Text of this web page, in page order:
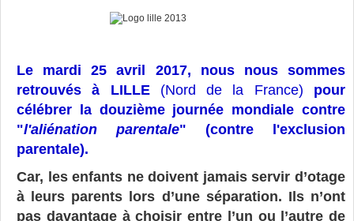
Le mardi 25 avril 2017, nous nous sommes
retrouvés à LILLE (Nord de la France) pour
célébrer la douzième journée mondiale contre
"l'aliénation parentale" (contre l'exclusion
parentale).
Car, les enfants ne doivent jamais servir d’otage
à leurs parents lors d’une séparation. Ils n’ont
pas davantage à choisir entre l’un ou l’autre de